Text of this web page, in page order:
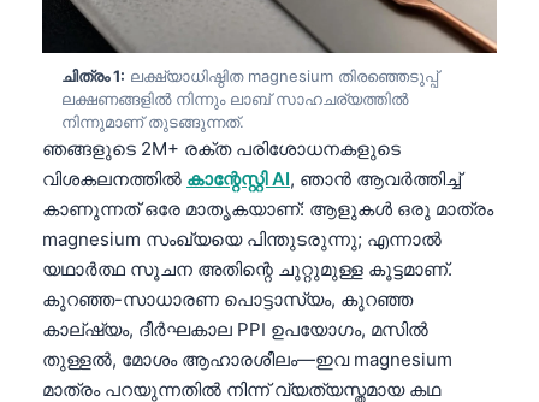
ചിത്രം 1: ലക്ഷ്യാധിഷ്ഠിത magnesium തിരഞ്ഞെടുപ്പ്
ലക്ഷണങ്ങളിൽ നിന്നും ലാബ് സാഹചര്യത്തിൽ
നിന്നുമാണ് തുടങ്ങുന്നത്.
ഞങ്ങളുടെ 2M+ രക്ത പരിശോധനകളുടെ
വിശകലനത്തിൽ കാന്റേസ്റ്റി AI, ഞാൻ ആവർത്തിച്ച്
കാണുന്നത് ഒരേ മാതൃകയാണ്: ആളുകൾ ഒരു മാത്രം
magnesium സംഖ്യയെ പിന്തുടരുന്നു; എന്നാൽ
യഥാർത്ഥ സൂചന അതിന്റെ ചുറ്റുമുള്ള കൂട്ടമാണ്.
കുറഞ്ഞ-സാധാരണ പൊട്ടാസ്യം, കുറഞ്ഞ
കാല്ഷ്യം, ദീർഘകാല PPI ഉപയോഗം, മസിൽ
തുള്ളൽ, മോശം ആഹാരശീലം—ഇവ magnesium
മാത്രം പറയുന്നതിൽ നിന്ന് വ്യത്യസ്തമായ കഥ